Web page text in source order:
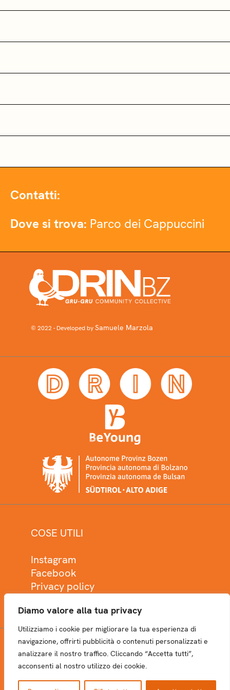
Diamo valore alla tua privacy
Utilizziamo i cookie per migliorare la tua esperienza di
navigazione, offrirti pubblicità o contenuti personalizzati e
analizzare il nostro traffico. Cliccando “Accetta tutti”,
acconsenti al nostro utilizzo dei cookie.
Contatti:
Dove si trova: Parco dei Cappuccini
© 2022 - Developed bySamuele Marzola
COSE UTILI
Instagram
Facebook
Privacy policy
NEWSLETTER